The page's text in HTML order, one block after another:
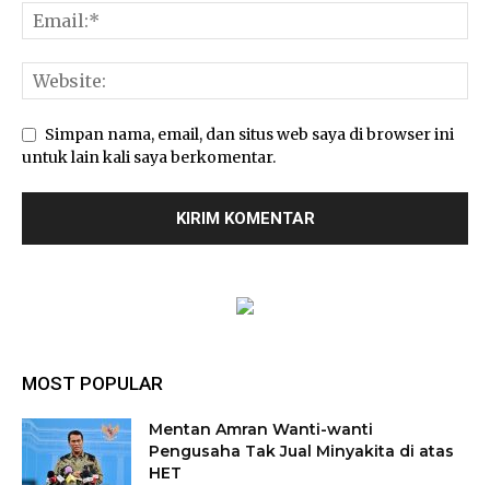
Simpan nama, email, dan situs web saya di browser ini
untuk lain kali saya berkomentar.
MOST POPULAR
Mentan Amran Wanti-wanti
Pengusaha Tak Jual Minyakita di atas
HET